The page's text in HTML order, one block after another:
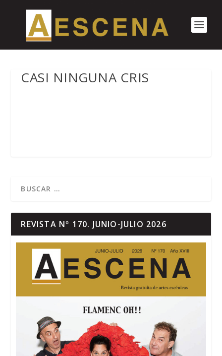
CASI NINGUNA CRIS
REVISTA Nº 170. JUNIO-JULIO 2026